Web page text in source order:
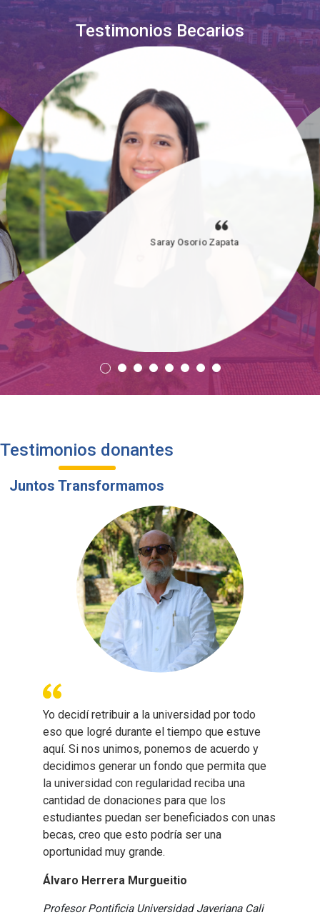
Testimonios Becarios
Saray Osorio Zapata
Testimonios donantes
Juntos Transformamos
Yo decidí retribuir a la universidad por todo
eso que logré durante el tiempo que estuve
aquí. Si nos unimos, ponemos de acuerdo y
decidimos generar un fondo que permita que
la universidad con regularidad reciba una
cantidad de donaciones para que los
estudiantes puedan ser beneficiados con unas
becas, creo que esto podría ser una
oportunidad muy grande.
Álvaro Herrera Murgueitio
Profesor Pontificia Universidad Javeriana Cali